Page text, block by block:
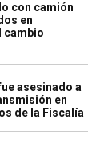
con camión
en
cambio
asesinado a
en
de la Fiscalía